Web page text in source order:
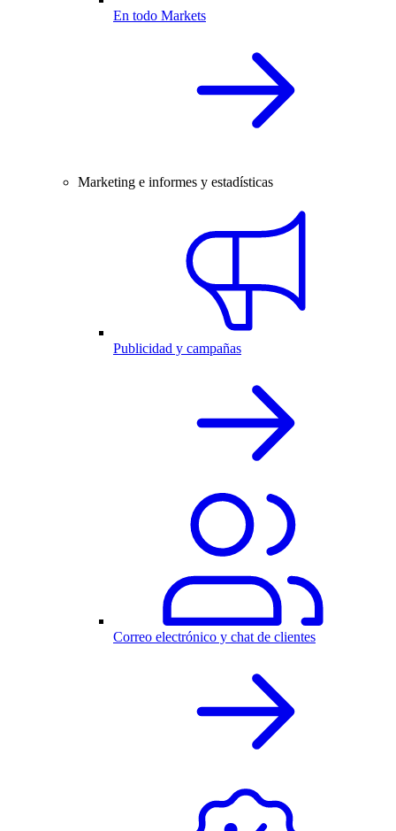
En todo Markets
Marketing e informes y estadísticas
Publicidad y campañas
Correo electrónico y chat de clientes